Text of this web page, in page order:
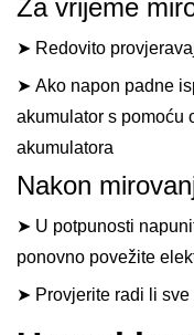
Za vrijeme
➤ Redovito
➤ Ako napon padne
akumulator s pomoću
akumulatora
Nakon
➤ U potpunosti
ponovno povežite
➤ Provjerite radi li sve